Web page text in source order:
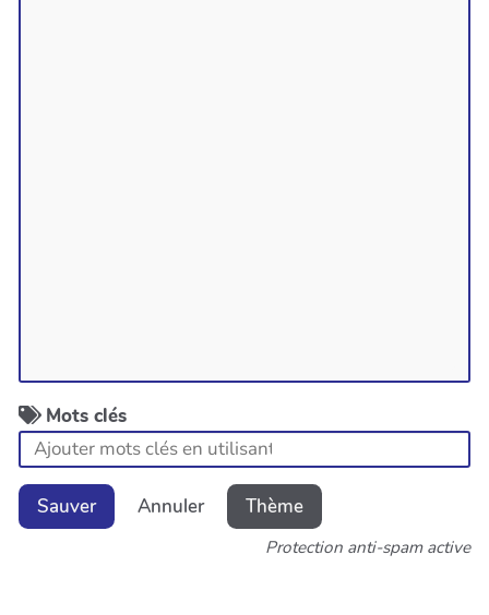
Mots clés
Sauver Annuler Thème
Protection anti-spam active